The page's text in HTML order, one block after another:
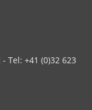
Tel: +41 (0)32 623